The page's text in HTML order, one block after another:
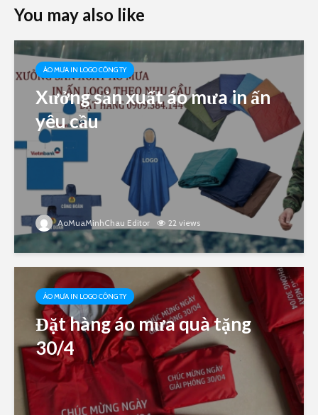
You may also like
ÁO MƯA IN LOGO CÔNG TY
Xưởng sản xuất áo mưa in ấn
yêu cầu
AoMuaMinhChau Editor 22 views
ÁO MƯA IN LOGO CÔNG TY
Đặt hàng áo mưa quà tặng
30/4